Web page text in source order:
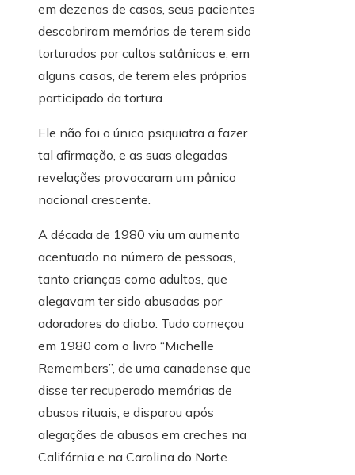
em dezenas de casos, seus pacientes
descobriram memórias de terem sido
torturados por cultos satânicos e, em
alguns casos, de terem eles próprios
participado da tortura.
Ele não foi o único psiquiatra a fazer
tal afirmação, e as suas alegadas
revelações provocaram um pânico
nacional crescente.
A década de 1980 viu um aumento
acentuado no número de pessoas,
tanto crianças como adultos, que
alegavam ter sido abusadas por
adoradores do diabo. Tudo começou
em 1980 com o livro “Michelle
Remembers”, de uma canadense que
disse ter recuperado memórias de
abusos rituais, e disparou após
alegações de abusos em creches na
Califórnia e na Carolina do Norte.